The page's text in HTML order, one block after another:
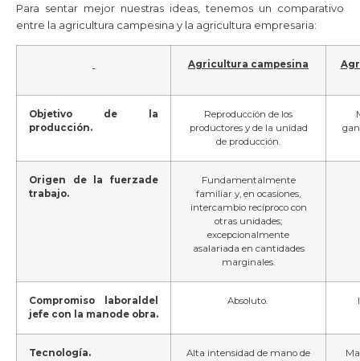
Para sentar mejor nuestras ideas, tenemos un comparativo
entre la agricultura campesina y la agricultura empresaria:
Agricultura campesina
Objetivo de la
producción.
Reproducción de los
productores y de la unidad
de producción.
Origen de la fuerzade
trabajo.
Fundamentalmente
familiar y, en ocasiones,
intercambio recíproco con
otras unidades;
excepcionalmente
asalariada en cantidades
marginales.
Compromiso laboraldel
jefe con la manode obra.
Absoluto.
Tecnología. Alta intensidad de mano de